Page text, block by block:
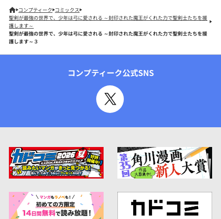
コンプティーク コミックス
聖剣が最強の世界で、少年は弓に愛される ～封印された魔王がくれた力で聖剣士たちを援
護します～
聖剣が最強の世界で、少年は弓に愛される ～封印された魔王がくれた力で聖剣士たちを援
護します～３
コンプティーク公式SNS